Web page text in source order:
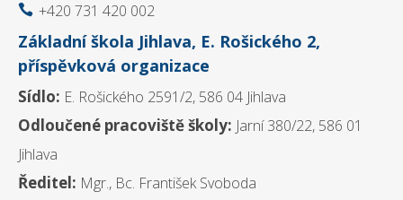
 +420 731 420 002
Základní škola Jihlava, E. Rošického 2,
příspěvková organizace
Sídlo: E. Rošického 2591/2, 586 04 Jihlava
Odloučené pracoviště školy: Jarní 380/22, 586 01
Jihlava
Ředitel: Mgr., Bc. František Svoboda